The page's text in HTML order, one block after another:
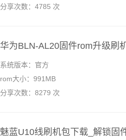
分享次数：4785 次
华为BLN-AL20固件rom升级刷
系统版本：官方
rom大小：991MB
分享次数：8279 次
魅蓝U10线刷机包下载_解锁固